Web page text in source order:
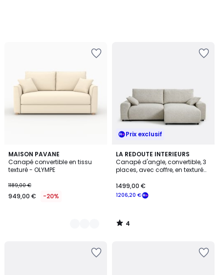
MAISON PAVANE
Canapé convertible en tissu
texturé - OLYMPE
1189,00 €
949,00 € -20%
2
Couleurs
Prix exclusif
LA REDOUTE INTERIEURS
Canapé d'angle, convertible, 3
places, avec coffre, en texturé
1206,20 €
1499,00 €
4
/
5
4
/